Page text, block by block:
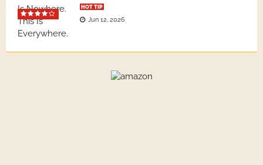
HOT TIP
Jun 12, 2026